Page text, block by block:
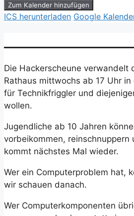
Zum Kalender hinzufügen
ICS herunterladen Google
Die Hackerscheune verwandelt
Rathaus mittwochs ab 17 Uhr
für Technikfriggler und
wollen.
Jugendliche ab 10 Jahren
vorbeikommen, reinschnuppern
kommt nächstes Mal wieder.
Wer ein Computerproblem hat,
wir schauen danach.
Wer Computerkomponenten